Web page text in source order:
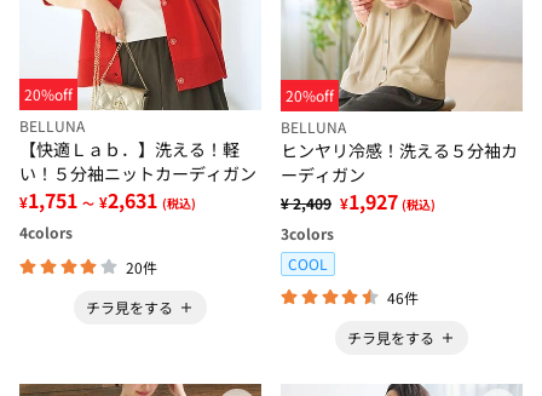
20%off
BELLUNA
【快適Ｌａｂ．】洗える！軽
い！５分袖ニットカーディガン
¥1,751 ～ ¥2,631 (税込)
4colors
20件
チラ見をする
20%off
BELLUNA
ヒンヤリ冷感！洗える５分袖カ
ーディガン
¥ 2,409 ¥1,927 (税込)
3colors
COOL
46件
チラ見をする